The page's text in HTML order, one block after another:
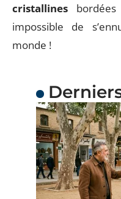
cristallines
impossible de
monde !